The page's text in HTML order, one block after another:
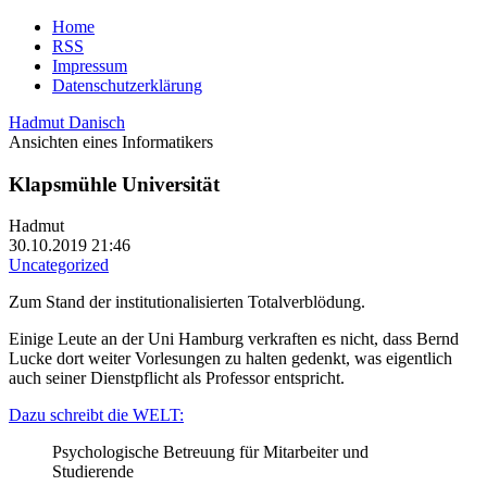
Home
RSS
Impressum
Datenschutzerklärung
Hadmut Danisch
Ansichten eines Informatikers
Klapsmühle Universität
Hadmut
30.10.2019 21:46
Uncategorized
Zum Stand der institutionalisierten Totalverblödung.
Einige Leute an der Uni Hamburg verkraften es nicht, dass Bernd
Lucke dort weiter Vorlesungen zu halten gedenkt, was eigentlich
auch seiner Dienstpflicht als Professor entspricht.
Dazu schreibt die WELT:
Psychologische Betreuung für Mitarbeiter und
Studierende